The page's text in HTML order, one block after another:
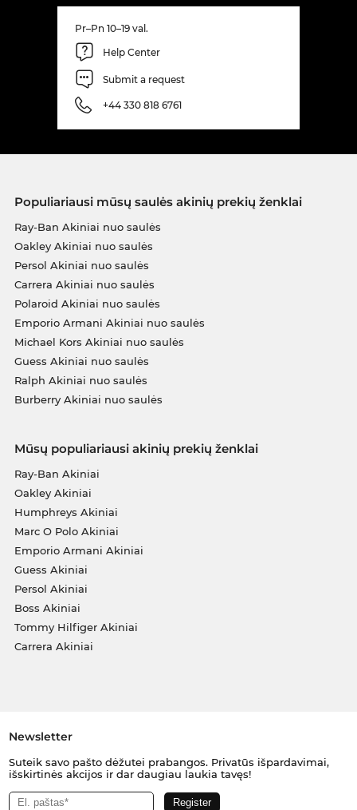
Pr–Pn 10–19 val.
Help Center
Submit a request
+44 330 818 6761
Populiariausi mūsų saulės akinių prekių ženklai
Ray-Ban Akiniai nuo saulės
Oakley Akiniai nuo saulės
Persol Akiniai nuo saulės
Carrera Akiniai nuo saulės
Polaroid Akiniai nuo saulės
Emporio Armani Akiniai nuo saulės
Michael Kors Akiniai nuo saulės
Guess Akiniai nuo saulės
Ralph Akiniai nuo saulės
Burberry Akiniai nuo saulės
Mūsų populiariausi akinių prekių ženklai
Ray-Ban Akiniai
Oakley Akiniai
Humphreys Akiniai
Marc O Polo Akiniai
Emporio Armani Akiniai
Guess Akiniai
Persol Akiniai
Boss Akiniai
Tommy Hilfiger Akiniai
Carrera Akiniai
Newsletter
Suteik savo pašto dėžutei prabangos. Privatūs išpardavimai,
išskirtinės akcijos ir dar daugiau laukia tavęs!